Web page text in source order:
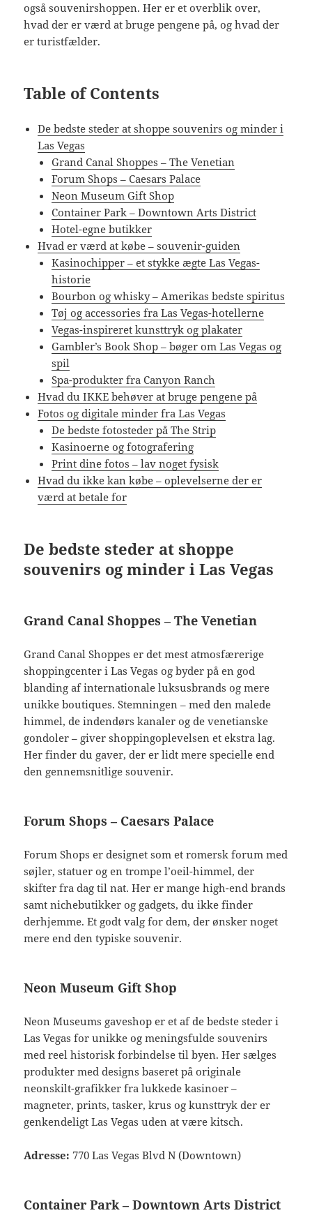
også souvenirshoppen. Her er et overblik over,
hvad der er værd at bruge pengene på, og hvad der
er turistfælder.
Table of Contents
De bedste steder at shoppe souvenirs og minder i
Las Vegas
Grand Canal Shoppes – The Venetian
Forum Shops – Caesars Palace
Neon Museum Gift Shop
Container Park – Downtown Arts District
Hotel-egne butikker
Hvad er værd at købe – souvenir-guiden
Kasinochipper – et stykke ægte Las Vegas-
historie
Bourbon og whisky – Amerikas bedste spiritus
Tøj og accessories fra Las Vegas-hotellerne
Vegas-inspireret kunsttryk og plakater
Gambler’s Book Shop – bøger om Las Vegas og
spil
Spa-produkter fra Canyon Ranch
Hvad du IKKE behøver at bruge pengene på
Fotos og digitale minder fra Las Vegas
De bedste fotosteder på The Strip
Kasinoerne og fotografering
Print dine fotos – lav noget fysisk
Hvad du ikke kan købe – oplevelserne der er
værd at betale for
De bedste steder at shoppe
souvenirs og minder i Las Vegas
Grand Canal Shoppes – The Venetian
Grand Canal Shoppes er det mest atmosfærerige
shoppingcenter i Las Vegas og byder på en god
blanding af internationale luksusbrands og mere
unikke boutiques. Stemningen – med den malede
himmel, de indendørs kanaler og de venetianske
gondoler – giver shoppingoplevelsen et ekstra lag.
Her finder du gaver, der er lidt mere specielle end
den gennemsnitlige souvenir.
Forum Shops – Caesars Palace
Forum Shops er designet som et romersk forum med
søjler, statuer og en trompe l’oeil-himmel, der
skifter fra dag til nat. Her er mange high-end brands
samt nichebutikker og gadgets, du ikke finder
derhjemme. Et godt valg for dem, der ønsker noget
mere end den typiske souvenir.
Neon Museum Gift Shop
Neon Museums gaveshop er et af de bedste steder i
Las Vegas for unikke og meningsfulde souvenirs
med reel historisk forbindelse til byen. Her sælges
produkter med designs baseret på originale
neonskilt-grafikker fra lukkede kasinoer –
magneter, prints, tasker, krus og kunsttryk der er
genkendeligt Las Vegas uden at være kitsch.
Adresse: 770 Las Vegas Blvd N (Downtown)
Container Park – Downtown Arts District